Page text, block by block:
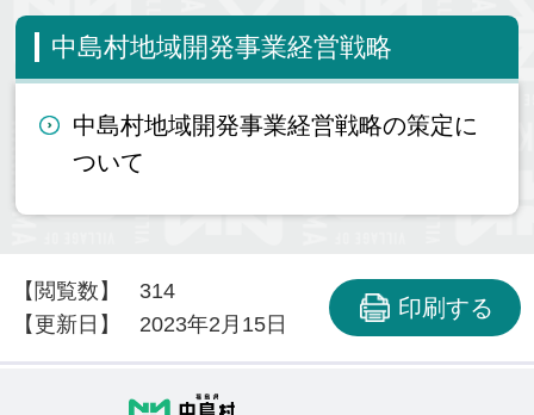
中島村地域開発事業経営戦略
中島村地域開発事業経営戦略の策定に
ついて
【閲覧数】
314
【更新日】
2023年2月15日
印刷する